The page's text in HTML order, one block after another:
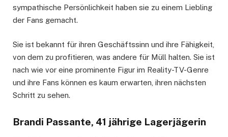
sympathische Persönlichkeit haben sie zu einem Liebling
der Fans gemacht.
Sie ist bekannt für ihren Geschäftssinn und ihre Fähigkeit,
von dem zu profitieren, was andere für Müll halten. Sie ist
nach wie vor eine prominente Figur im Reality-TV-Genre
und ihre Fans können es kaum erwarten, ihren nächsten
Schritt zu sehen.
Brandi Passante, 41 jährige Lagerjägerin